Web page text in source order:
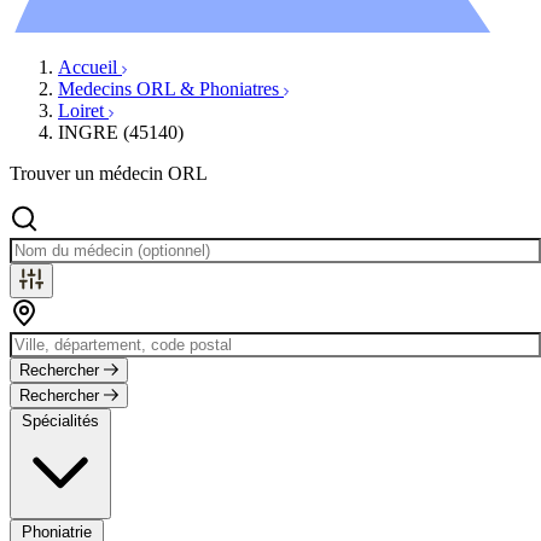
Accueil
Medecins ORL & Phoniatres
Loiret
INGRE (45140)
Trouver un médecin ORL
Rechercher
Rechercher
Spécialités
Phoniatrie